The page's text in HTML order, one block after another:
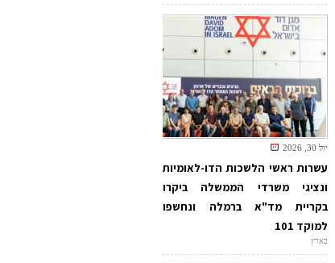
יול 30, 2026
עשרות ראשי הלשכות הדו-לאומיות
ונציגי משרדי הממשלה ביקרו
בקריית מד"א ברמלה ונחשפו
למוקד 101
בארץ